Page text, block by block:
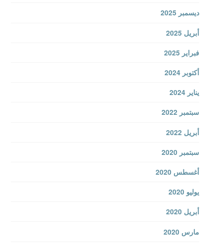
ديسمبر 2025
أبريل 2025
فبراير 2025
أكتوبر 2024
يناير 2024
سبتمبر 2022
أبريل 2022
سبتمبر 2020
أغسطس 2020
يوليو 2020
أبريل 2020
مارس 2020